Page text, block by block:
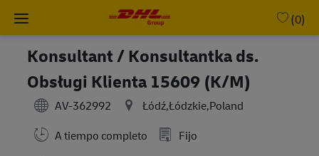
Skip to main content
(0)
Konsultant / Konsultantka ds.
Obsługi Klienta 15609 (K/M)
AV-362992
Łódź,Łódzkie,Poland
A tiempo completo
Fijo